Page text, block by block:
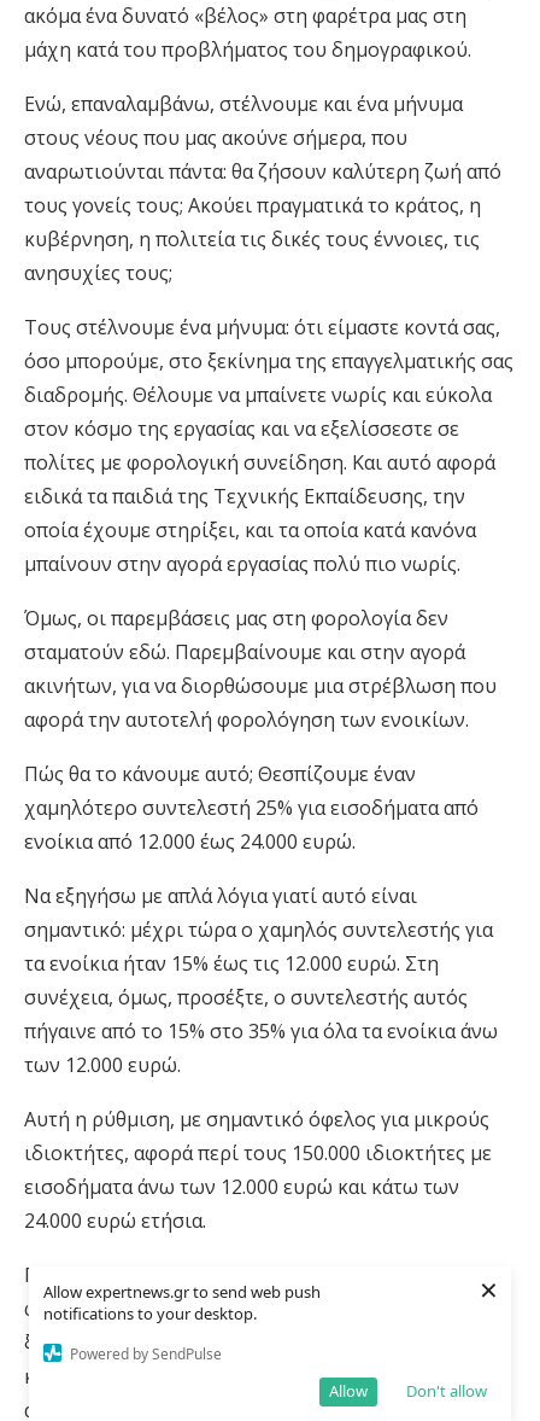
Allow expertnews.gr to send web push
notifications to your desktop.
Powered by SendPulse
Don't allow
Allow
×
ακόμα ένα δυνατό «βέλος» στη φαρέτρα μας στη
μάχη κατά του προβλήματος του δημογραφικού.
Ενώ, επαναλαμβάνω, στέλνουμε και ένα μήνυμα
στους νέους που μας ακούνε σήμερα, που
αναρωτιούνται πάντα: θα ζήσουν καλύτερη ζωή από
τους γονείς τους; Ακούει πραγματικά το κράτος, η
κυβέρνηση, η πολιτεία τις δικές τους έννοιες, τις
ανησυχίες τους;
Τους στέλνουμε ένα μήνυμα: ότι είμαστε κοντά σας,
όσο μπορούμε, στο ξεκίνημα της επαγγελματικής σας
διαδρομής. Θέλουμε να μπαίνετε νωρίς και εύκολα
στον κόσμο της εργασίας και να εξελίσσεστε σε
πολίτες με φορολογική συνείδηση. Και αυτό αφορά
ειδικά τα παιδιά της Τεχνικής Εκπαίδευσης, την
οποία έχουμε στηρίξει, και τα οποία κατά κανόνα
μπαίνουν στην αγορά εργασίας πολύ πιο νωρίς.
Όμως, οι παρεμβάσεις μας στη φορολογία δεν
σταματούν εδώ. Παρεμβαίνουμε και στην αγορά
ακινήτων, για να διορθώσουμε μια στρέβλωση που
αφορά την αυτοτελή φορολόγηση των ενοικίων.
Πώς θα το κάνουμε αυτό; Θεσπίζουμε έναν
χαμηλότερο συντελεστή 25% για εισοδήματα από
ενοίκια από 12.000 έως 24.000 ευρώ.
Να εξηγήσω με απλά λόγια γιατί αυτό είναι
σημαντικό: μέχρι τώρα ο χαμηλός συντελεστής για
τα ενοίκια ήταν 15% έως τις 12.000 ευρώ. Στη
συνέχεια, όμως, προσέξτε, ο συντελεστής αυτός
πήγαινε από το 15% στο 35% για όλα τα ενοίκια άνω
των 12.000 ευρώ.
Αυτή η ρύθμιση, με σημαντικό όφελος για μικρούς
ιδιοκτήτες, αφορά περί τους 150.000 ιδιοκτήτες με
εισοδήματα άνω των 12.000 ευρώ και κάτω των
24.000 ευρώ ετήσια.
Παράλληλα, ωστόσο, η ρύθμιση αυτή αφορά και στη
φορολογική συμμόρφωση. Και εδώ θέλω να είμαι
ξεκάθαρος: οι καλοί λογαριασμοί κάνουν τους
καλούς φίλους. Δεν πιστεύω ότι υπάρχει ούτε ένας
άνθρωπος σε αυτή την αίθουσα που να πιστεύει ότι